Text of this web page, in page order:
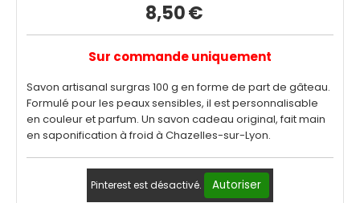
8,50€
Sur commande uniquement
Savon artisanal surgras 100 g en forme de part de gâteau.
Formulé pour les peaux sensibles, il est personnalisable
en couleur et parfum. Un savon cadeau original, fait main
en saponification à froid à Chazelles-sur-Lyon.
Pinterest est désactivé. Autoriser